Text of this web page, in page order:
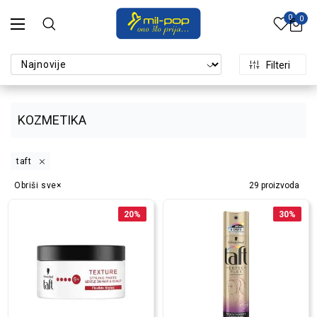
0 0
KOZMETIKA
Filteri
taft
29 proizvoda
Obriši sve
20% 30%